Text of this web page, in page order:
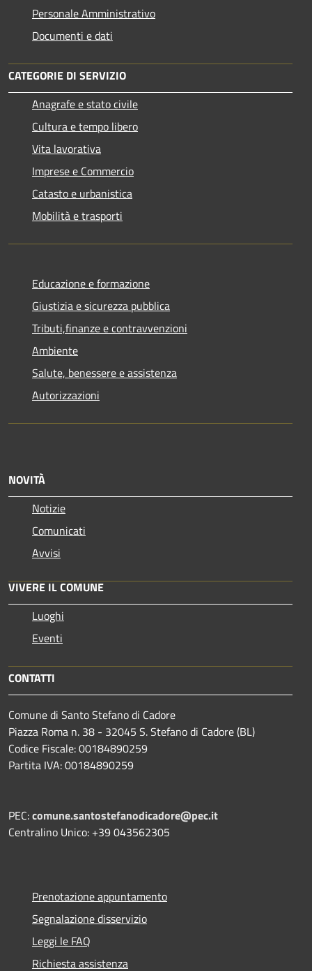
Personale Amministrativo
Documenti e dati
CATEGORIE DI SERVIZIO
Anagrafe e stato civile
Cultura e tempo libero
Vita lavorativa
Imprese e Commercio
Catasto e urbanistica
Mobilità e trasporti
Educazione e formazione
Giustizia e sicurezza pubblica
Tributi,finanze e contravvenzioni
Ambiente
Salute, benessere e assistenza
Autorizzazioni
NOVITÀ
Notizie
Comunicati
Avvisi
VIVERE IL COMUNE
Luoghi
Eventi
CONTATTI
Comune di Santo Stefano di Cadore
Piazza Roma n. 38 - 32045 S. Stefano di Cadore (BL)
Codice Fiscale: 00184890259
Partita IVA: 00184890259
PEC:comune.santostefanodicadore@pec.it
Centralino Unico: +39 043562305
Prenotazione appuntamento
Segnalazione disservizio
Leggi le FAQ
Richiesta assistenza